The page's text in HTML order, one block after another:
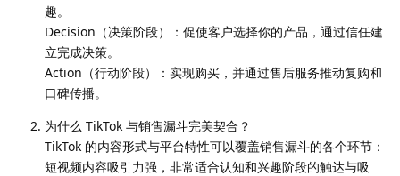
趣。
Decision（决策阶段）：促使客户选择你的产品，通过信任建
立完成决策。
Action（行动阶段）：实现购买，并通过售后服务推动复购和
口碑传播。
为什么 TikTok 与销售漏斗完美契合？
TikTok 的内容形式与平台特性可以覆盖销售漏斗的各个环节：
短视频内容吸引力强，非常适合认知和兴趣阶段的触达与吸